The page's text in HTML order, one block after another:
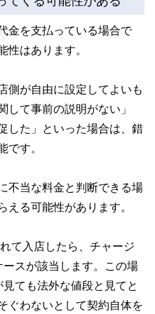
金を支払っている場合で
性はあります。
側が自由に設定してよいも
して事前の説明がない」
した」といった場合は、錯
です。
不当な料金と判断できる場
える可能性があります。
て入店したら、チャージ
スが該当します。この場
ても法外な値段と見てと
ぐわないとして契約自体を